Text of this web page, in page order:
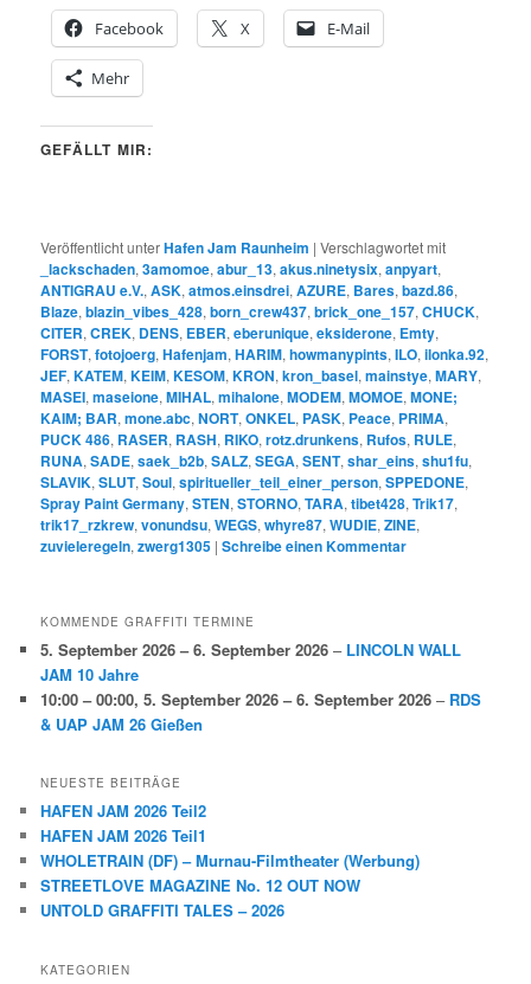
Facebook X E-Mail
Mehr
GEFÄLLT MIR:
Veröffentlicht unterHafen Jam Raunheim |Verschlagwortet mit
_lackschaden,3amomoe,abur_13,akus.ninetysix,anpyart,
ANTIGRAU e.V.,ASK,atmos.einsdrei,AZURE, Bares,bazd.86,
Blaze,blazin_vibes_428,born_crew437,brick_one_157,CHUCK,
CITER,CREK, DENS, EBER,eberunique,eksiderone, Emty,
FORST,fotojoerg,Hafenjam,HARIM,howmanypints,ILO,ilonka.92,
JEF,KATEM,KEIM,KESOM,KRON,kron_basel,mainstye,MARY,
MASEI,maseione,MIHAL,mihalone,MODEM,MOMOE,MONE;
KAIM; BAR,mone.abc,NORT,ONKEL, PASK, Peace, PRIMA,
PUCK 486, RASER, RASH, RIKO,rotz.drunkens, Rufos, RULE,
RUNA,SADE,saek_b2b,SALZ,SEGA,SENT,shar_eins,shu1fu,
SLAVIK,SLUT,Soul,spiritueller_teil_einer_person,SPPEDONE,
Spray Paint Germany,STEN,STORNO,TARA,tibet428,Trik17,
trik17_rzkrew,vonundsu,WEGS,whyre87,WUDIE,ZINE,
zuvieleregeln,zwerg1305 |Schreibe einen Kommentar
KOMMENDE GRAFFITI TERMINE
5. September 2026 – 6. September 2026 – LINCOLN WALL
JAM 10 Jahre
10:00 – 00:00,5. September 2026 – 6. September 2026 – RDS
& UAP JAM 26 Gießen
NEUESTE BEITRÄGE
HAFEN JAM 2026 Teil2
HAFEN JAM 2026 Teil1
WHOLETRAIN (DF) – Murnau-Filmtheater (Werbung)
STREETLOVE MAGAZINE No. 12 OUT NOW
UNTOLD GRAFFITI TALES – 2026
KATEGORIEN